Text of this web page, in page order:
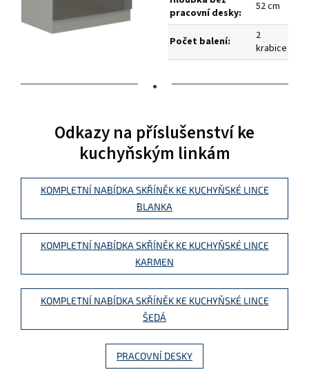
pracovní desky:
52 cm
Počet balení:
2
krabice
•
Odkazy na příslušenství ke
kuchyňským linkám
KOMPLETNÍ NABÍDKA SKŘÍNĚK KE KUCHYŇSKÉ LINCE
BLANKA
KOMPLETNÍ NABÍDKA SKŘÍNĚK KE KUCHYŇSKÉ LINCE
KARMEN
KOMPLETNÍ NABÍDKA SKŘÍNĚK KE KUCHYŇSKÉ LINCE
ŠEDÁ
PRACOVNÍ DESKY